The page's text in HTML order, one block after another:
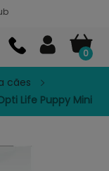
0
cães
Life Puppy Mini